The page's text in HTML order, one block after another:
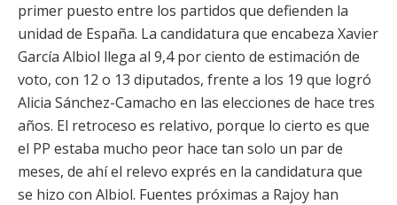
primer puesto entre los partidos que defienden la
unidad de España. La candidatura que encabeza Xavier
García Albiol llega al 9,4 por ciento de estimación de
voto, con 12 o 13 diputados, frente a los 19 que logró
Alicia Sánchez-Camacho en las elecciones de hace tres
años. El retroceso es relativo, porque lo cierto es que
el PP estaba mucho peor hace tan solo un par de
meses, de ahí el relevo exprés en la candidatura que
se hizo con Albiol. Fuentes próximas a Rajoy han